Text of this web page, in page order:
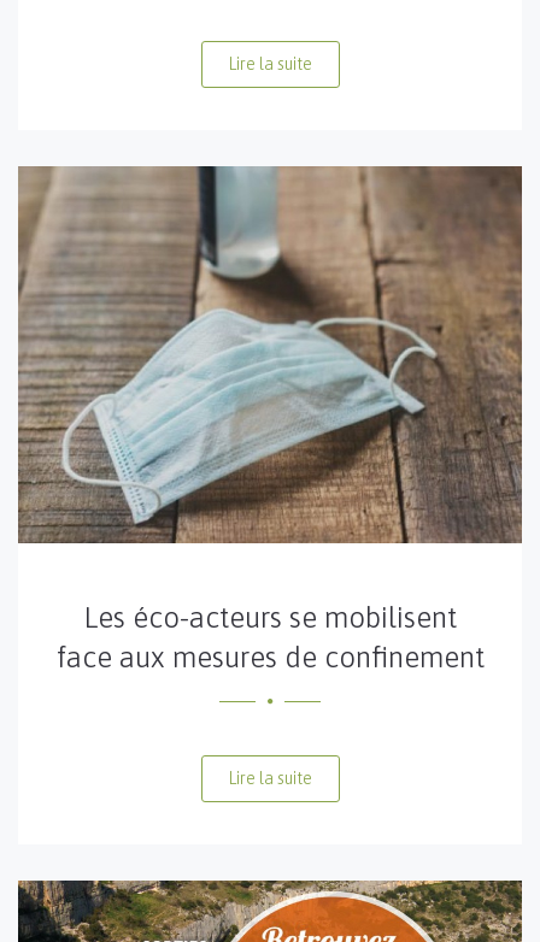
Lire la suite
Les éco-acteurs se mobilisent
face aux mesures de confinement
Lire la suite